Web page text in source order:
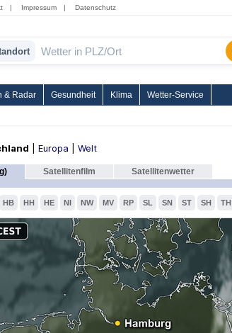
| Impressum | Datenschutz
& Radar Gesundheit Klima Wetter-Service
Europa Welt
Satellitenfilm Satellitenwetter
HB HH HE NI NW MV RP SL SN ST SH TH